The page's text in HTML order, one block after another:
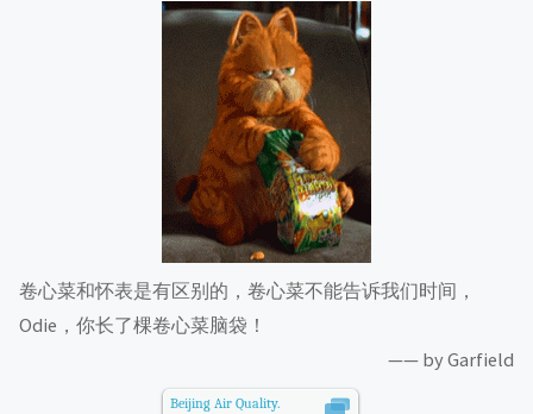
卷心菜和怀表是有区别的，卷心菜不能告诉我们时间，
Odie，你长了棵卷心菜脑袋！
—— by Garfield
Beijing Air Quality.